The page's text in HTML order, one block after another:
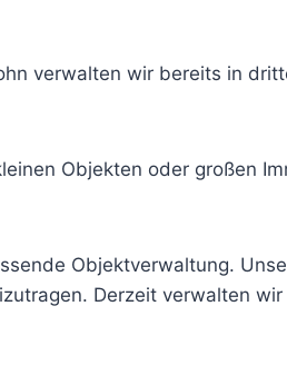
verwalten wir bereits in
Objekten oder großen
Objektverwaltung.
Derzeit verwalten